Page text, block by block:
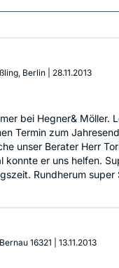
Berlin 28.11.2013
bei Hegner& Möller.
Termin zum
unser Berater Herr
konnte er uns helfen.
Rundherum super
16321 13.11.2013